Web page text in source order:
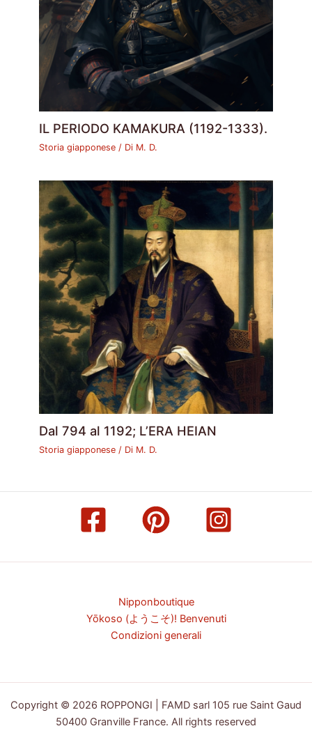
IL PERIODO KAMAKURA (1192-1333).
Storia giapponese / Di M. D.
Dal 794 al 1192; L’ERA HEIAN
Storia giapponese / Di M. D.
Nipponboutique
Yōkoso (ようこそ)! Benvenuti
Condizioni generali
Copyright © 2026 ROPPONGI | FAMD sarl 105 rue Saint Gaud
50400 Granville France. All rights reserved